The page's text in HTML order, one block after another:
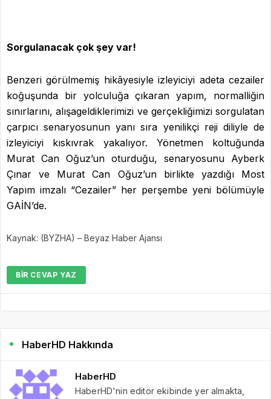
Sorgulanacak çok şey var!
Benzeri görülmemiş hikâyesiyle izleyiciyi adeta cezailer
koğuşunda bir yolculuğa çıkaran yapım, normalliğin
sınırlarını, alışageldiklerimizi ve gerçekliğimizi sorgulatan
çarpıcı senaryosunun yanı sıra yenilikçi reji diliyle de
izleyiciyi kıskıvrak yakalıyor. Yönetmen koltuğunda
Murat Can Oğuz’un oturduğu, senaryosunu Ayberk
Çınar ve Murat Can Oğuz’un birlikte yazdığı Most
Yapım imzalı “Cezailer” her perşembe yeni bölümüyle
GAİN’de.
Kaynak: (BYZHA) – Beyaz Haber Ajansı
BIR CEVAP YAZ
HaberHD Hakkında
HaberHD
HaberHD'nin editör ekibinde yer almakta,